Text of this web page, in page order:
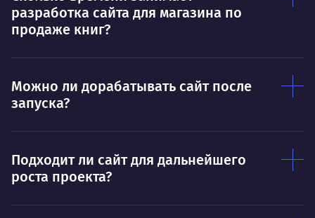
Дышать. Без этого совсем не могу.
Умею
Договариваться.
сказано.
О
разработка сайта для магазина по
продаже книг?
Можно ли дорабатывать сайт после
запуска?
Подходит ли сайт для дальнейшего
роста проекта?